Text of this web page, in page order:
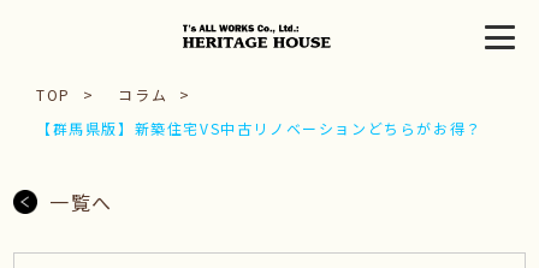
TOP
コラム
【群馬県版】新築住宅VS中古リノベーションどちらがお得？
一覧へ